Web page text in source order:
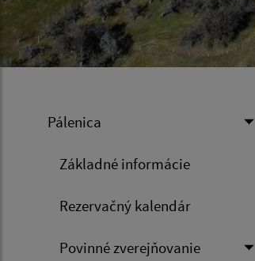
Pálenica
Základné informácie
Rezervačný kalendár
Povinné zverejňovanie